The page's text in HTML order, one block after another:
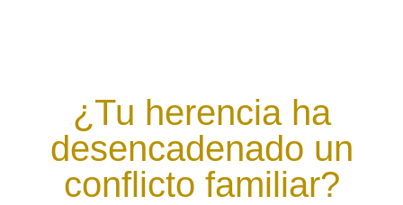
¿Tu herencia ha
desencadenado un
conflicto familiar?